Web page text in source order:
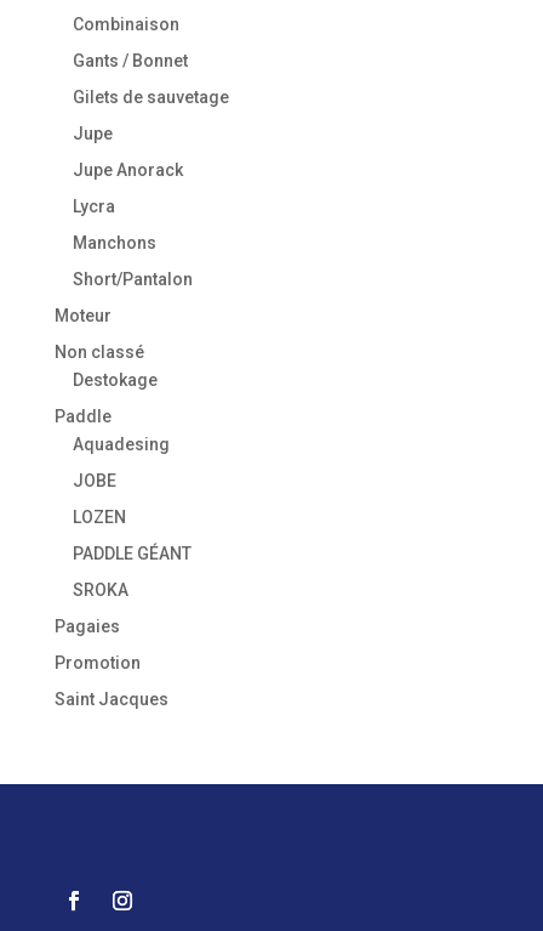
Combinaison
Gants / Bonnet
Gilets de sauvetage
Jupe
Jupe Anorack
Lycra
Manchons
Short/Pantalon
Moteur
Non classé
Destokage
Paddle
Aquadesing
JOBE
LOZEN
PADDLE GÉANT
SROKA
Pagaies
Promotion
Saint Jacques